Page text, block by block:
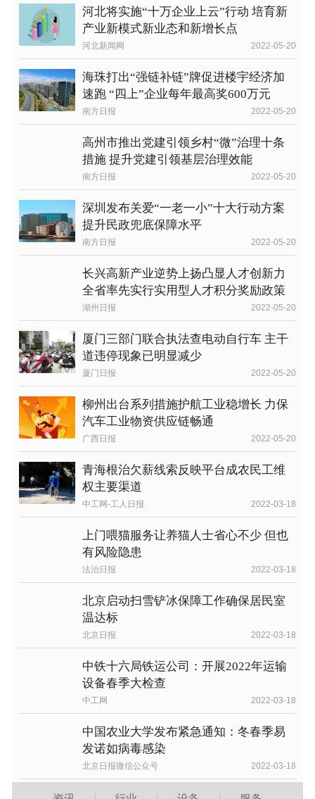
河北将实施“十万企业上云”行动 培育新
产业新模式新业态和新增长点
河北新闻网 2022-05-20
海珠打出“强链补链”牌促进楼宇经济加
速跑 “四上”企业每年最高奖600万元
南方日报 2022-05-20
高州市推出党建引领乡村“微”治理十条
措施 提升党建引领基层治理效能
南方日报 2022-05-20
深圳发布关爱“一老一小”十大行动方案
提升民政兜底保障水平
南方日报 2022-05-20
长兴高新产业逆势上扬凸显人才创新力
全省率先实行实用型人才积分奖励政策
湖州日报 2022-05-20
厦门三部门联合执法查电动自行车 主干
道违停现象已明显减少
厦门日报 2022-05-20
柳州出台系列措施护航工业稳增长 力保
汽车工业物资供应链畅通
广西日报 2022-05-20
青海根治欠薪线索反映平台成农民工维
权主要渠道
中工网-工人日报 2022-03-18
上门喂猫服务让养猫人士省心不少 但也
有风险隐患
法治日报 2022-03-18
北京启动扫雪铲冰保障工作确保居民室
温达标
北京日报 2022-03-18
中铁十六局铁运公司：开展2022年运输
设备春季大检查
中工网 2022-03-18
中国农业大学发布紧急通知：冬春季易
发诺如病毒感染
北京日报微信公众号 2022-03-18